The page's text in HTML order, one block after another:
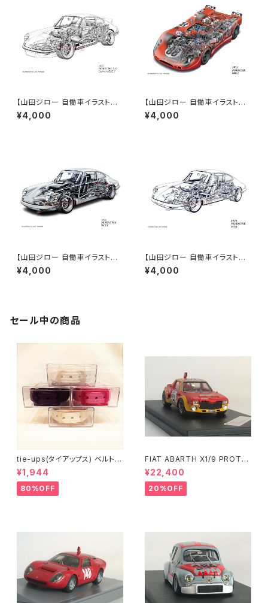
【山田ジロー 自働車イラスト作
品】PORSCHE 911 Carrera R
S 2.7 (1973)《A3/A2サイズ》
¥4,000
【山田ジロー 自働車イラスト作
品】PORSCHE 908/02 (197
1)《A3/A2サイズ》
¥4,000
【山田ジロー 自働車イラスト作
品】PORSCHE 911S (1970)
《A3/A2サイズ》
¥4,000
【山田ジロー 自働車イラスト作
品】PORSCHE 911S (1970)
《A3/A2サイズ》
¥4,000
セール中の商品
tie-ups(タイアップス) ベルト
【税込価格】【Outlet】【made i
n Italy】
¥1,944
80%OFF
FIAT ABARTH X1/9 PROTO
TIPO
¥22,400
20%OFF